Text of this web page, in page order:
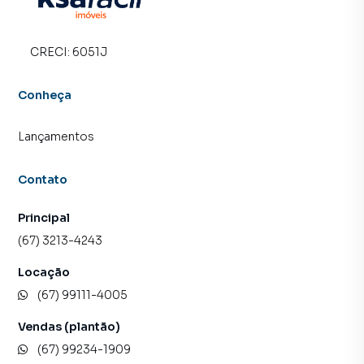
central de atendimento preparada para atender
CRECI: 6051J
Conheça
Lançamentos
Contato
Principal
(67) 3213-4243
Locação
(67) 99111-4005
Vendas (plantão)
(67) 99234-1909